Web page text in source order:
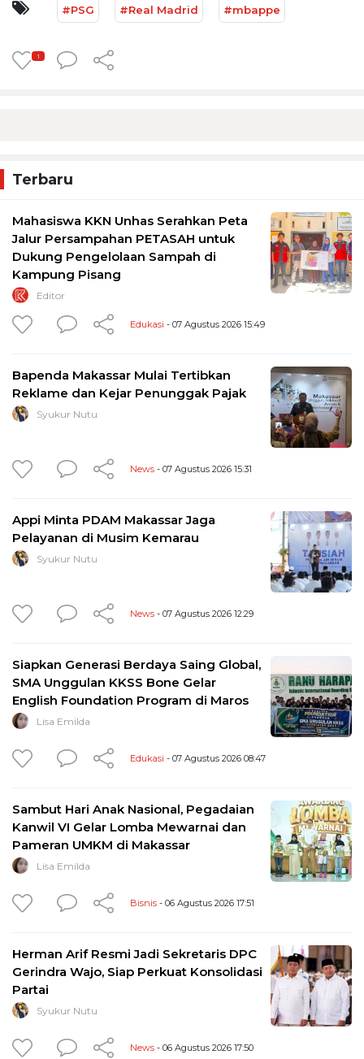
#PSG #Real Madrid #mbappe
1
Terbaru
Mahasiswa KKN Unhas Serahkan Peta
Jalur Persampahan PETASAH untuk
Dukung Pengelolaan Sampah di
Kampung Pisang
Editor
Edukasi - 07 Agustus 2026 15:49
Bapenda Makassar Mulai Tertibkan
Reklame dan Kejar Penunggak Pajak
Syukur Nutu
News - 07 Agustus 2026 15:31
Appi Minta PDAM Makassar Jaga
Pelayanan di Musim Kemarau
Syukur Nutu
News - 07 Agustus 2026 12:29
Siapkan Generasi Berdaya Saing Global,
SMA Unggulan KKSS Bone Gelar
English Foundation Program di Maros
Lisa Emilda
Edukasi - 07 Agustus 2026 08:47
Sambut Hari Anak Nasional, Pegadaian
Kanwil VI Gelar Lomba Mewarnai dan
Pameran UMKM di Makassar
Lisa Emilda
Bisnis - 06 Agustus 2026 17:51
Herman Arif Resmi Jadi Sekretaris DPC
Gerindra Wajo, Siap Perkuat Konsolidasi
Partai
Syukur Nutu
News - 06 Agustus 2026 17:50